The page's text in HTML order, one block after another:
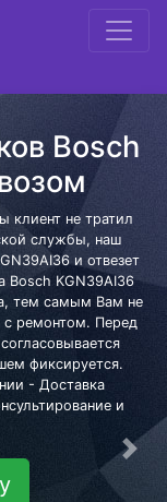
Bosch
клиент не тратил
службы, наш
и отвезет
Bosch KGN39AI36
тем самым Вам не
с ремонтом. Перед
фиксируется.
- Доставка
и